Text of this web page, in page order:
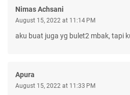
Nimas Achsani
August 15, 2022 at 11:14 PM
aku buat juga yg bulet2 mbak, tapi
Apura
August 15, 2022 at 11:33 PM